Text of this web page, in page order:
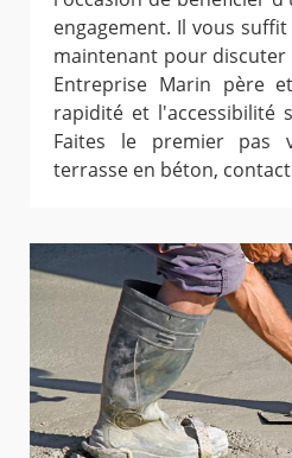
engagement. Il vous
maintenant pour discuter
Entreprise Marin père
rapidité et l'accessibilité
Faites le premier pas
terrasse en béton,